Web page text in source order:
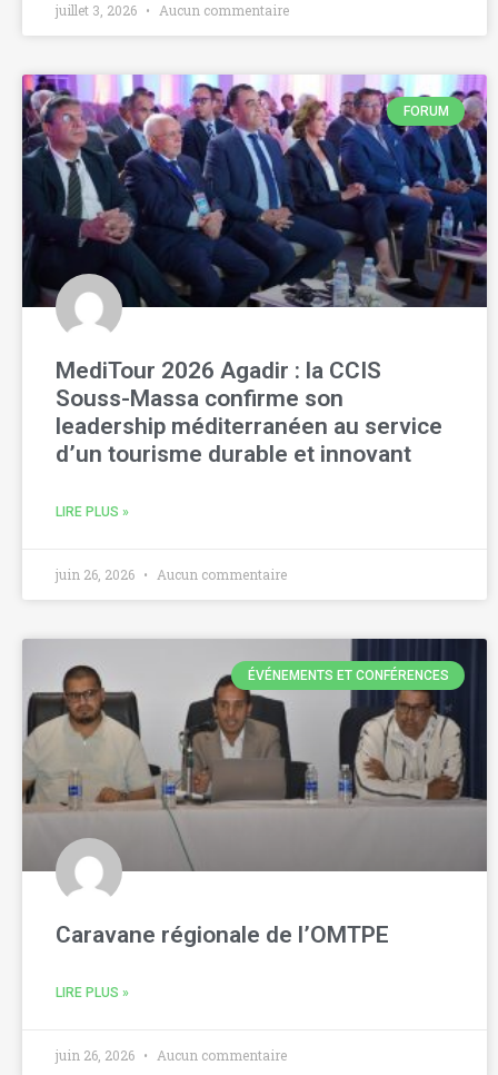
juillet 3, 2026 Aucun commentaire
FORUM
MediTour 2026 Agadir : la CCIS
Souss-Massa confirme son
leadership méditerranéen au service
d’un tourisme durable et innovant
LIRE PLUS »
juin 26, 2026 Aucun commentaire
ÉVÉNEMENTS ET CONFÉRENCES
Caravane régionale de l’OMTPE
LIRE PLUS »
juin 26, 2026 Aucun commentaire